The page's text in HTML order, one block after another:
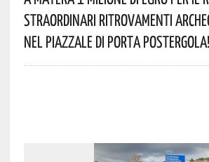
Straordinari Ritrovamenti
Nel Piazzale Di Porta